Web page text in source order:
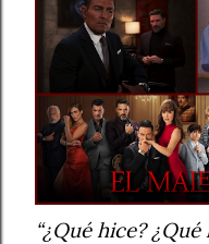
“¿Qué hice? ¿Qué